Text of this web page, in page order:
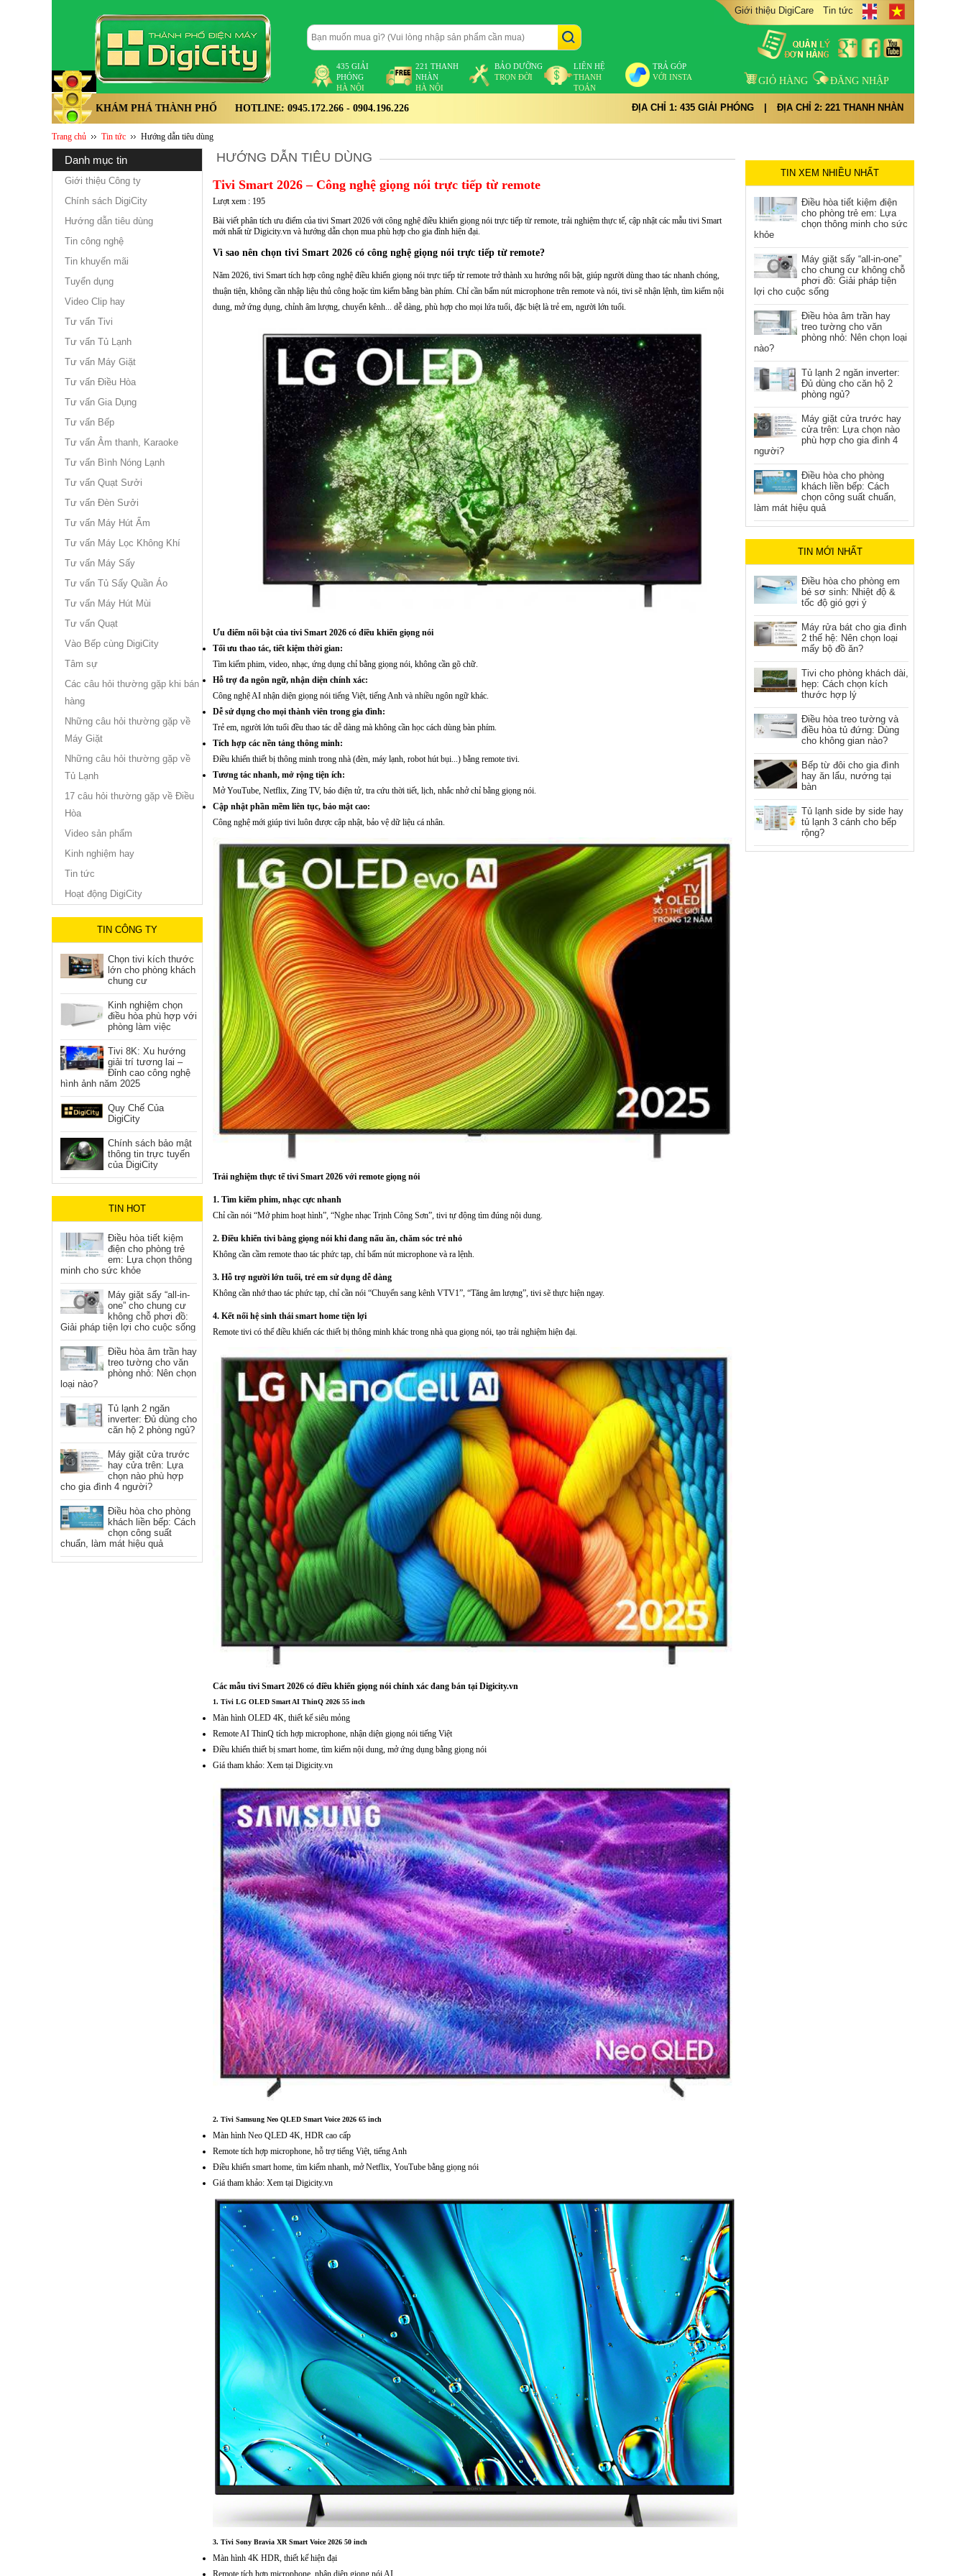
435 GIẢI
PHÓNG
HÀ NỘI
221 THANH
NHÀN
HÀ NỘI
BẢO DƯỠNG
TRỌN ĐỜI
LIÊN HỆ
THANH
TOÁN
TRẢ GÓP
VỚI INSTA
Giới thiệu DigiCare Tin tức
GIỎ HÀNG ĐĂNG NHẬP
KHÁM PHÁ THÀNH PHỐ HOTLINE: 0945.172.266 - 0904.196.226 ĐỊA CHỈ 1: 435 GIẢI PHÓNG ĐỊA CHỈ 2: 221 THANH NHÀN
Trang chủ Tin tức Hướng dẫn tiêu dùng
danh mục tin
Giới thiệu Công ty
Chính sách DigiCity
Hướng dẫn tiêu dùng
Tin công nghệ
Tin khuyến mãi
Tuyển dụng
Video Clip hay
Tư vấn Tivi
Tư vấn Tủ Lạnh
Tư vấn Máy Giặt
Tư vấn Điều Hòa
Tư vấn Gia Dụng
Tư vấn Bếp
Tư vấn Âm thanh, Karaoke
Tư vấn Bình Nóng Lạnh
Tư vấn Quạt Sưởi
Tư vấn Đèn Sưởi
Tư vấn Máy Hút Ẩm
Tư vấn Máy Lọc Không Khí
Tư vấn Máy Sấy
Tư vấn Tủ Sấy Quần Áo
Tư vấn Máy Hút Mùi
Tư vấn Quạt
Vào Bếp cùng DigiCity
Tâm sự
Các câu hỏi thường gặp khi bán
hàng
Những câu hỏi thường gặp về
Máy Giặt
Những câu hỏi thường gặp về
Tủ Lạnh
17 câu hỏi thường gặp về Điều
Hòa
Video sản phẩm
Kinh nghiệm hay
Tin tức
Hoạt động DigiCity
TIN CÔNG TY
Chọn tivi kích thước
lớn cho phòng khách
chung cư
Kinh nghiệm chọn
điều hòa phù hợp với
phòng làm việc
Tivi 8K: Xu hướng
giải trí tương lai –
Đỉnh cao công nghệ
hình ảnh năm 2025
Quy Chế Của
DigiCity
Chính sách bảo mật
thông tin trực tuyến
của DigiCity
TIN HOT
Điều hòa tiết kiệm
điện cho phòng trẻ
em: Lựa chọn thông
minh cho sức khỏe
Máy giặt sấy “all-in-
one” cho chung cư
không chỗ phơi đồ:
Giải pháp tiện lợi cho cuộc sống
Điều hòa âm trần hay
treo tường cho văn
phòng nhỏ: Nên chọn
loại nào?
Tủ lạnh 2 ngăn
inverter: Đủ dùng cho
căn hộ 2 phòng ngủ?
Máy giặt cửa trước
hay cửa trên: Lựa
chọn nào phù hợp
cho gia đình 4 người?
Điều hòa cho phòng
khách liền bếp: Cách
chọn công suất
chuẩn, làm mát hiệu quả
HƯỚNG DẪN TIÊU DÙNG
Tivi Smart 2026 – Công nghệ giọng nói trực tiếp từ remote
Lượt xem : 195
Bài viết phân tích ưu điểm của tivi Smart 2026 với công nghệ điều khiển giọng nói trực tiếp từ remote, trải nghiệm thực tế, cập nhật các mẫu tivi Smart
mới nhất từ Digicity.vn và hướng dẫn chọn mua phù hợp cho gia đình hiện đại.
Vì sao nên chọn tivi Smart 2026 có công nghệ giọng nói trực tiếp từ remote?
Năm 2026, tivi Smart tích hợp công nghệ điều khiển giọng nói trực tiếp từ remote trở thành xu hướng nổi bật, giúp người dùng thao tác nhanh chóng,
thuận tiện, không cần nhập liệu thủ công hoặc tìm kiếm bằng bàn phím. Chỉ cần bấm nút microphone trên remote và nói, tivi sẽ nhận lệnh, tìm kiếm nội
dung, mở ứng dụng, chỉnh âm lượng, chuyển kênh... dễ dàng, phù hợp cho mọi lứa tuổi, đặc biệt là trẻ em, người lớn tuổi.
Ưu điểm nổi bật của tivi Smart 2026 có điều khiển giọng nói
Tối ưu thao tác, tiết kiệm thời gian:
Tìm kiếm phim, video, nhạc, ứng dụng chỉ bằng giọng nói, không cần gõ chữ.
Hỗ trợ đa ngôn ngữ, nhận diện chính xác:
Công nghệ AI nhận diện giọng nói tiếng Việt, tiếng Anh và nhiều ngôn ngữ khác.
Dễ sử dụng cho mọi thành viên trong gia đình:
Trẻ em, người lớn tuổi đều thao tác dễ dàng mà không cần học cách dùng bàn phím.
Tích hợp các nền tảng thông minh:
Điều khiển thiết bị thông minh trong nhà (đèn, máy lạnh, robot hút bụi...) bằng remote tivi.
Tương tác nhanh, mở rộng tiện ích:
Mở YouTube, Netflix, Zing TV, báo điện tử, tra cứu thời tiết, lịch, nhắc nhở chỉ bằng giọng nói.
Cập nhật phần mềm liên tục, bảo mật cao:
Công nghệ mới giúp tivi luôn được cập nhật, bảo vệ dữ liệu cá nhân.
Trải nghiệm thực tế tivi Smart 2026 với remote giọng nói
1. Tìm kiếm phim, nhạc cực nhanh
Chỉ cần nói “Mở phim hoạt hình”, “Nghe nhạc Trịnh Công Sơn”, tivi tự động tìm đúng nội dung.
2. Điều khiển tivi bằng giọng nói khi đang nấu ăn, chăm sóc trẻ nhỏ
Không cần cầm remote thao tác phức tạp, chỉ bấm nút microphone và ra lệnh.
3. Hỗ trợ người lớn tuổi, trẻ em sử dụng dễ dàng
Không cần nhớ thao tác phức tạp, chỉ cần nói “Chuyển sang kênh VTV1”, “Tăng âm lượng”, tivi sẽ thực hiện ngay.
4. Kết nối hệ sinh thái smart home tiện lợi
Remote tivi có thể điều khiển các thiết bị thông minh khác trong nhà qua giọng nói, tạo trải nghiệm hiện đại.
Các mẫu tivi Smart 2026 có điều khiển giọng nói chính xác đang bán tại Digicity.vn
1. Tivi LG OLED Smart AI ThinQ 2026 55 inch
Màn hình OLED 4K, thiết kế siêu mỏng
Remote AI ThinQ tích hợp microphone, nhận diện giọng nói tiếng Việt
Điều khiển thiết bị smart home, tìm kiếm nội dung, mở ứng dụng bằng giọng nói
Giá tham khảo: Xem tại Digicity.vn
2. Tivi Samsung Neo QLED Smart Voice 2026 65 inch
Màn hình Neo QLED 4K, HDR cao cấp
Remote tích hợp microphone, hỗ trợ tiếng Việt, tiếng Anh
Điều khiển smart home, tìm kiếm nhanh, mở Netflix, YouTube bằng giọng nói
Giá tham khảo: Xem tại Digicity.vn
3. Tivi Sony Bravia XR Smart Voice 2026 50 inch
Màn hình 4K HDR, thiết kế hiện đại
Remote tích hợp microphone, nhận diện giọng nói AI
TIN XEM NHIỀU NHẤT
Điều hòa tiết kiệm điện
cho phòng trẻ em: Lựa
chọn thông minh cho sức
khỏe
Máy giặt sấy “all-in-one”
cho chung cư không chỗ
phơi đồ: Giải pháp tiện
lợi cho cuộc sống
Điều hòa âm trần hay
treo tường cho văn
phòng nhỏ: Nên chọn loại
nào?
Tủ lạnh 2 ngăn inverter:
Đủ dùng cho căn hộ 2
phòng ngủ?
Máy giặt cửa trước hay
cửa trên: Lựa chọn nào
phù hợp cho gia đình 4
người?
Điều hòa cho phòng
khách liền bếp: Cách
chọn công suất chuẩn,
làm mát hiệu quả
TIN MỚI NHẤT
Điều hòa cho phòng em
bé sơ sinh: Nhiệt độ &
tốc độ gió gợi ý
Máy rửa bát cho gia đình
2 thế hệ: Nên chọn loại
mấy bộ đồ ăn?
Tivi cho phòng khách dài,
hẹp: Cách chọn kích
thước hợp lý
Điều hòa treo tường và
điều hòa tủ đứng: Dùng
cho không gian nào?
Bếp từ đôi cho gia đình
hay ăn lẩu, nướng tại
bàn
Tủ lạnh side by side hay
tủ lạnh 3 cánh cho bếp
rộng?